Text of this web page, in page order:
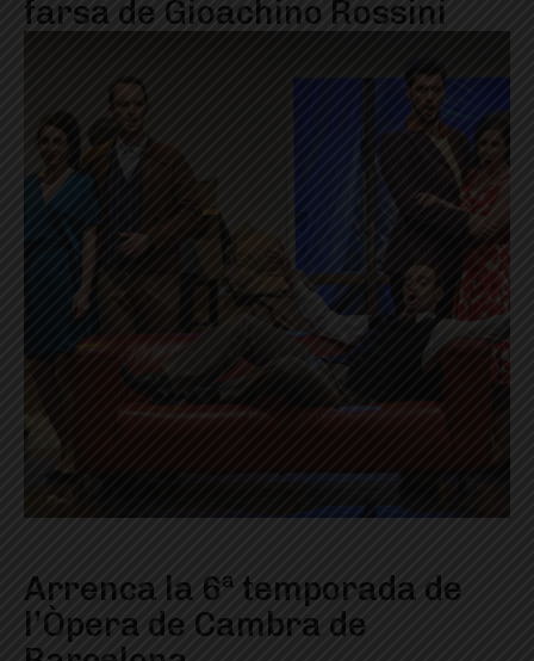
farsa de Gioachino Rossini
Arrenca la 6ª temporada de
l’Òpera de Cambra de